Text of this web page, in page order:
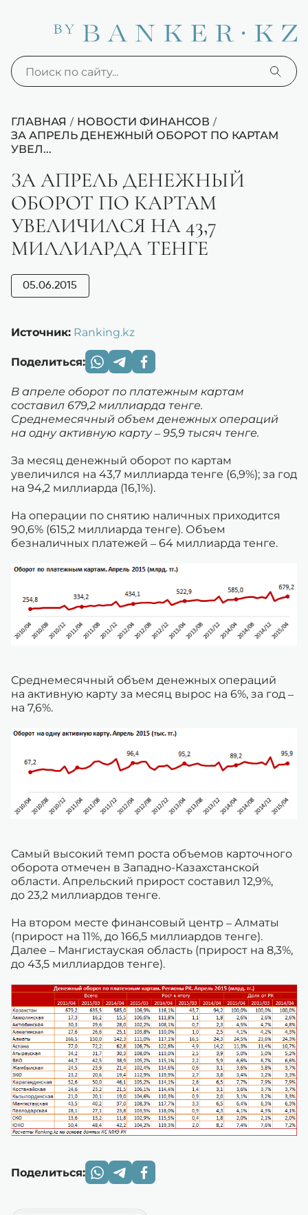
ГЛАВНАЯ / НОВОСТИ ФИНАНСОВ /
ЗА АПРЕЛЬ ДЕНЕЖНЫЙ ОБОРОТ ПО КАРТАМ
УВЕЛ...
ЗА АПРЕЛЬ ДЕНЕЖНЫЙ
ОБОРОТ ПО КАРТАМ
УВЕЛИЧИЛСЯ НА 43,7
МИЛЛИАРДА ТЕНГЕ
05.06.2015
Источник: Ranking.kz
Поделиться:
В апреле оборот по платежным картам
составил 679,2 миллиарда тенге.
Среднемесячный объем денежных операций
на одну активную карту – 95,9 тысяч тенге.
За месяц денежный оборот по картам
увеличился на 43,7 миллиарда тенге (6,9%); за год
на 94,2 миллиарда (16,1%).
На операции по снятию наличных приходится
90,6% (615,2 миллиарда тенге). Объем
безналичных платежей – 64 миллиарда тенге.
Среднемесячный объем денежных операций
на активную карту за месяц вырос на 6%, за год –
на 7,6%.
Самый высокий темп роста объемов карточного
оборота отмечен в Западно-Казахстанской
области. Апрельский прирост составил 12,9%,
до 23,2 миллиардов тенге.
На втором месте финансовый центр – Алматы
(прирост на 11%, до 166,5 миллиардов тенге).
Далее – Мангистауская область (прирост на 8,3%,
до 43,5 миллиардов тенге).
Поделиться: